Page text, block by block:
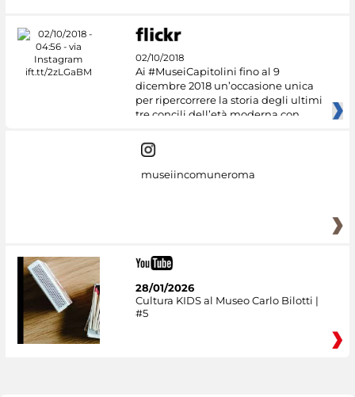
02/10/2018
Ai #MuseiCapitolini fino al 9
dicembre 2018 un’occasione unica
per ripercorrere la storia degli ultimi
tre concili dell’età moderna con
museiincomuneroma
28/01/2026
Cultura KIDS al Museo Carlo Bilotti |
#5